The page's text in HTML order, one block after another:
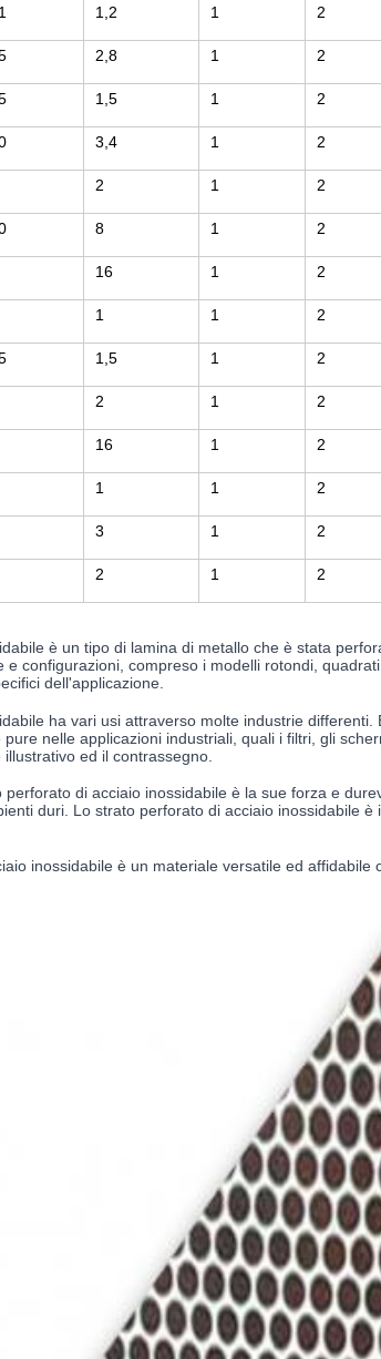
1,2 1 2
2,8 1 2
1,5 1 2
3,4 1 2
2 1 2
8 1 2
16 1 2
1 1 2
1,5 1 2
2 1 2
16 1 2
1 1 2
3 1 2
2 1 2
è un tipo di lamina di metallo che è stata
e configurazioni, compreso i modelli rotondi,
dell'applicazione.
ha vari usi attraverso molte industrie
nelle applicazioni industriali, quali i filtri, gli
ed il contrassegno.
di acciaio inossidabile è la sue forza e
duri. Lo strato perforato di acciaio inossidabile
inossidabile è un materiale versatile ed